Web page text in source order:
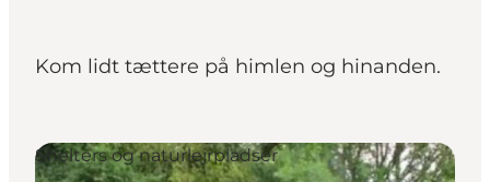
Outdoor
Kom lidt tættere på himlen og hinanden.
Shelters og naturlejrpladser